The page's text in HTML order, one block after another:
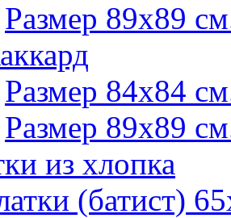
Размер 89х89
Размер 84х84
Размер 89х89
из хлопка
(батист)